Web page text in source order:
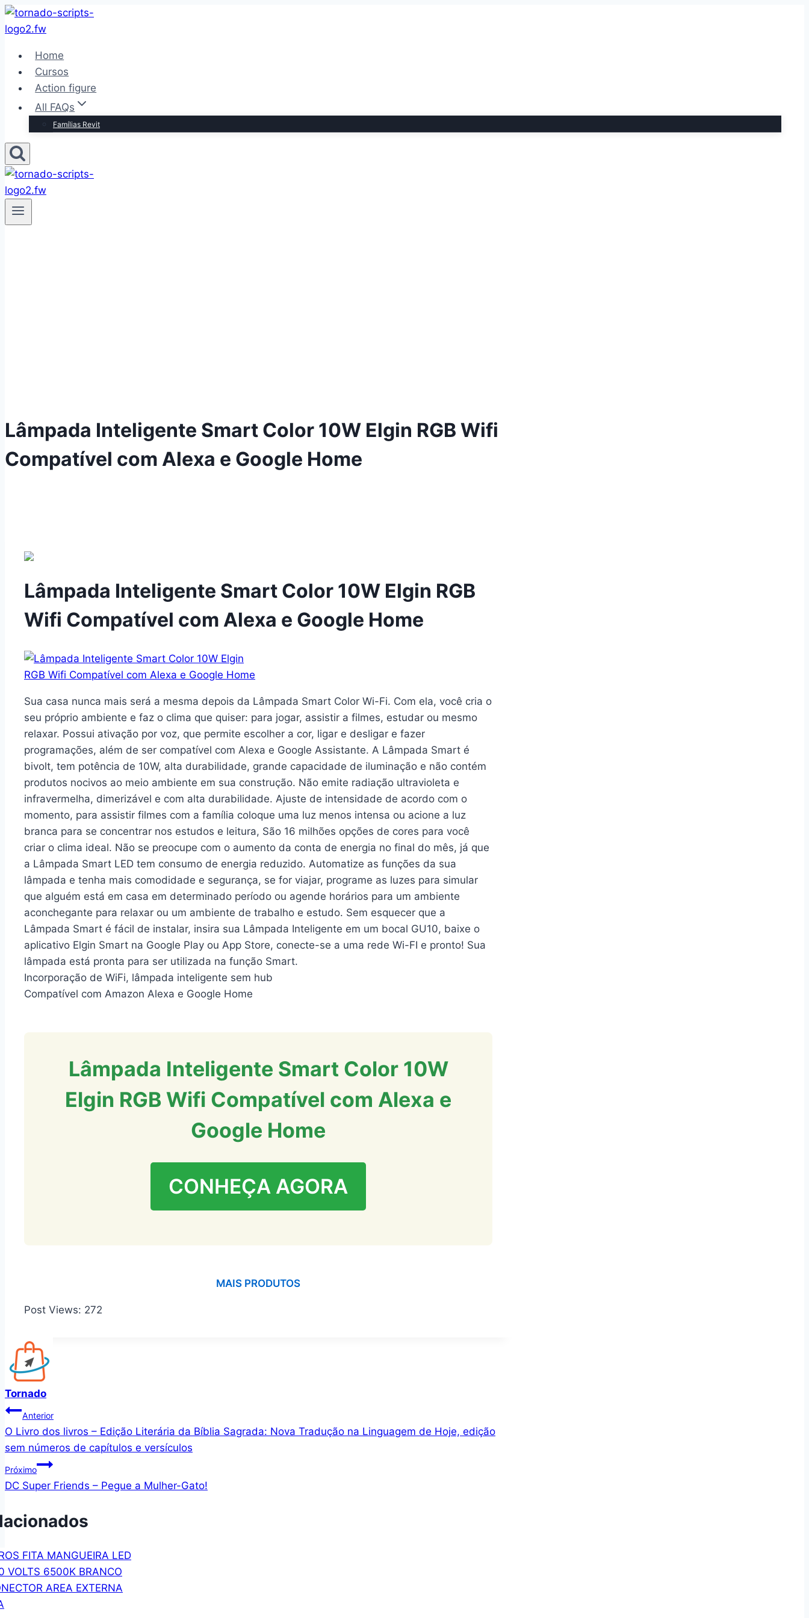
Pular
para
Conteúdo
Home
Cursos
Action figure
All FAQs
Famílias Revit
Lâmpada Inteligente Smart Color 10W Elgin RGB Wifi
Compatível com Alexa e Google Home
Lâmpada Inteligente Smart Color 10W Elgin RGB
Wifi Compatível com Alexa e Google Home
Sua casa nunca mais será a mesma depois da Lâmpada Smart Color Wi-Fi. Com ela, você cria o
seu próprio ambiente e faz o clima que quiser: para jogar, assistir a filmes, estudar ou mesmo
relaxar. Possui ativação por voz, que permite escolher a cor, ligar e desligar e fazer
programações, além de ser compatível com Alexa e Google Assistante. A Lâmpada Smart é
bivolt, tem potência de 10W, alta durabilidade, grande capacidade de iluminação e não contém
produtos nocivos ao meio ambiente em sua construção. Não emite radiação ultravioleta e
infravermelha, dimerizável e com alta durabilidade. Ajuste de intensidade de acordo com o
momento, para assistir filmes com a família coloque uma luz menos intensa ou acione a luz
branca para se concentrar nos estudos e leitura, São 16 milhões opções de cores para você
criar o clima ideal. Não se preocupe com o aumento da conta de energia no final do mês, já que
a Lâmpada Smart LED tem consumo de energia reduzido. Automatize as funções da sua
lâmpada e tenha mais comodidade e segurança, se for viajar, programe as luzes para simular
que alguém está em casa em determinado período ou agende horários para um ambiente
aconchegante para relaxar ou um ambiente de trabalho e estudo. Sem esquecer que a
Lâmpada Smart é fácil de instalar, insira sua Lâmpada Inteligente em um bocal GU10, baixe o
aplicativo Elgin Smart na Google Play ou App Store, conecte-se a uma rede Wi-FI e pronto! Sua
lâmpada está pronta para ser utilizada na função Smart.
Incorporação de WiFi, lâmpada inteligente sem hub
Compatível com Amazon Alexa e Google Home
Lâmpada Inteligente Smart Color 10W
Elgin RGB Wifi Compatível com Alexa e
Google Home
CONHEÇA AGORA
MAIS PRODUTOS
Post Views: 272
Tornado
Navegação
de
Post
Anterior
O Livro dos livros – Edição Literária da Bíblia Sagrada: Nova Tradução na Linguagem de Hoje, edição
sem números de capítulos e versículos
Próximo
DC Super Friends – Pegue a Mulher-Gato!